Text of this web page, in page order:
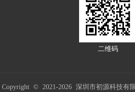
二维码
Copyright © 2021-2026 深圳市初源科技有